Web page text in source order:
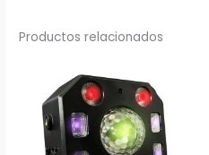
Productos relacionados